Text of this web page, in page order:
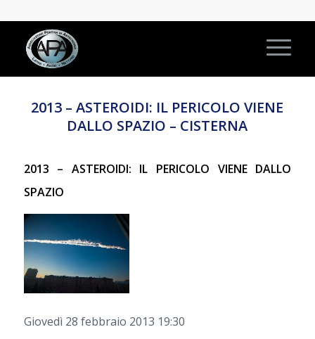
2013 – ASTEROIDI: IL PERICOLO VIENE
DALLO SPAZIO – CISTERNA
2013 – ASTEROIDI: IL PERICOLO VIENE DALLO
SPAZIO
Giovedì 28 febbraio 2013 19:30